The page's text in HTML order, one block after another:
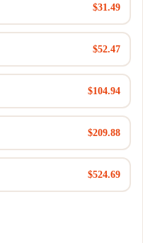
$31.49
$52.47
$104.94
$209.88
$524.69